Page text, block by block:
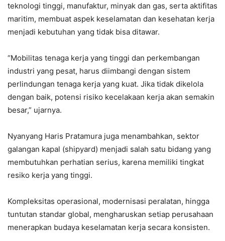
teknologi tinggi, manufaktur, minyak dan gas, serta aktifitas
maritim, membuat aspek keselamatan dan kesehatan kerja
menjadi kebutuhan yang tidak bisa ditawar.
“Mobilitas tenaga kerja yang tinggi dan perkembangan
industri yang pesat, harus diimbangi dengan sistem
perlindungan tenaga kerja yang kuat. Jika tidak dikelola
dengan baik, potensi risiko kecelakaan kerja akan semakin
besar,” ujarnya.
Nyanyang Haris Pratamura juga menambahkan, sektor
galangan kapal (shipyard) menjadi salah satu bidang yang
membutuhkan perhatian serius, karena memiliki tingkat
resiko kerja yang tinggi.
Kompleksitas operasional, modernisasi peralatan, hingga
tuntutan standar global, mengharuskan setiap perusahaan
menerapkan budaya keselamatan kerja secara konsisten.